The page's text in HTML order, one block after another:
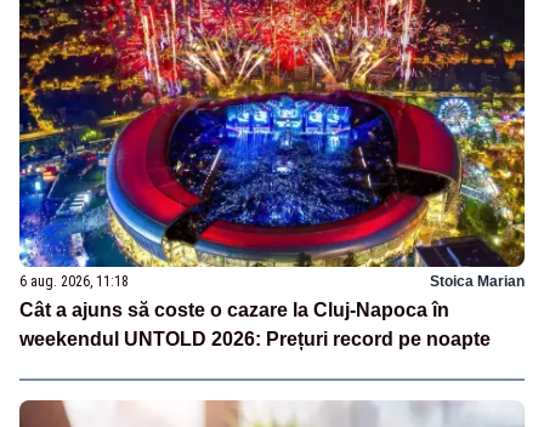
6 aug. 2026, 11:18 Stoica Marian
Cât a ajuns să coste o cazare la Cluj-Napoca în
weekendul UNTOLD 2026: Prețuri record pe noapte